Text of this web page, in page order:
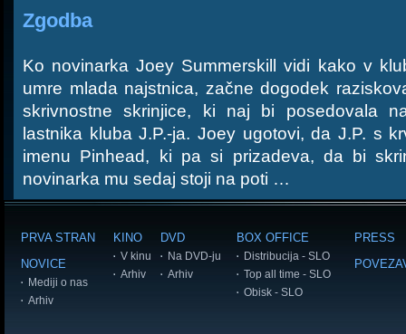
Zgodba
Ko novinarka Joey Summerskill vidi kako v
umre mlada najstnica, začne dogodek
skrivnostne skrinjice, ki naj bi posedovala
lastnika kluba J.P.-ja. Joey ugotovi, da J.P. s
imenu Pinhead, ki pa si prizadeva, da bi
novinarka mu sedaj stoji na poti …
PRVA STRAN
NOVICE
Mediji o nas
Arhiv
KINO
V kinu
Arhiv
DVD
Na DVD-ju
Arhiv
BOX OFFICE
Distribucija - SLO
Top all time - SLO
Obisk - SLO
PRESS